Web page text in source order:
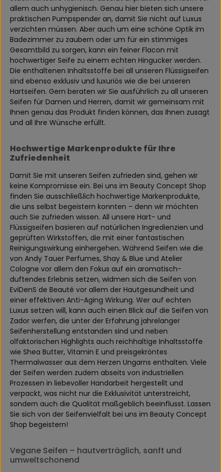
allem auch unhygienisch. Genau hier bieten sich unsere
praktischen Pumpspender an, damit Sie nicht auf Luxus
verzichten müssen. Aber auch um eine schöne Optik im
Badezimmer zu zaubern oder um für ein stimmiges
Gesamtbild zu sorgen, kann ein feiner Flacon mit
hochwertiger Seife zu einem echten Hingucker werden.
Die enthaltenen Inhaltsstoffe bei all unseren Flüssigseifen
sind ebenso exklusiv und luxuriös wie die bei unseren
Hartseifen. Gern beraten wir Sie ausführlich zu all unseren
Seifen für Damen und Herren, damit wir gemeinsam mit
Ihnen genau das Produkt finden können, das Ihnen zusagt
und all Ihre Wünsche erfüllt.
Hochwertige Markenprodukte für Ihre
Zufriedenheit
Damit Sie mit unseren Seifen zufrieden sind, gehen wir
keine Kompromisse ein. Bei uns im Beauty Concept Shop
finden Sie ausschließlich hochwertige Markenprodukte,
die uns selbst begeistern konnten – denn wir möchten
auch Sie zufrieden wissen. All unsere Hart- und
Flüssigseifen basieren auf natürlichen Ingredienzien und
geprüften Wirkstoffen, die mit einer fantastischen
Reinigungswirkung einhergehen. Während Seifen wie die
von Andy Tauer Perfumes, Shay & Blue und Atelier
Cologne vor allem den Fokus auf ein aromatisch-
duftendes Erlebnis setzen, widmen sich die Seifen von
EviDenS de Beauté vor allem der Hautgesundheit und
einer effektiven Anti-Aging Wirkung. Wer auf echten
Luxus setzen will, kann auch einen Blick auf die Seifen von
Zador werfen, die unter der Erfahrung jahrelanger
Seifenherstellung entstanden sind und neben
olfaktorischen Highlights auch reichhaltige Inhaltsstoffe
wie Shea Butter, Vitamin E und preisgekröntes
Thermalwasser aus dem Herzen Ungarns enthalten. Viele
der Seifen werden zudem abseits von industriellen
Prozessen in liebevoller Handarbeit hergestellt und
verpackt, was nicht nur die Exklusivität unterstreicht,
sondern auch die Qualität maßgeblich beeinflusst. Lassen
Sie sich von der Seifenvielfalt bei uns im Beauty Concept
Shop begeistern!
Vegane Seifen – hautverträglich, sanft und
umweltschonend